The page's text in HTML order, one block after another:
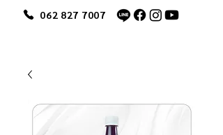
062 827 7007